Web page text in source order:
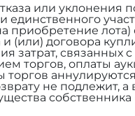
или уклонения
единственного
приобретение
и (или) договора
затрат, связанных
торгов, оплаты
торгов
не подлежит, а